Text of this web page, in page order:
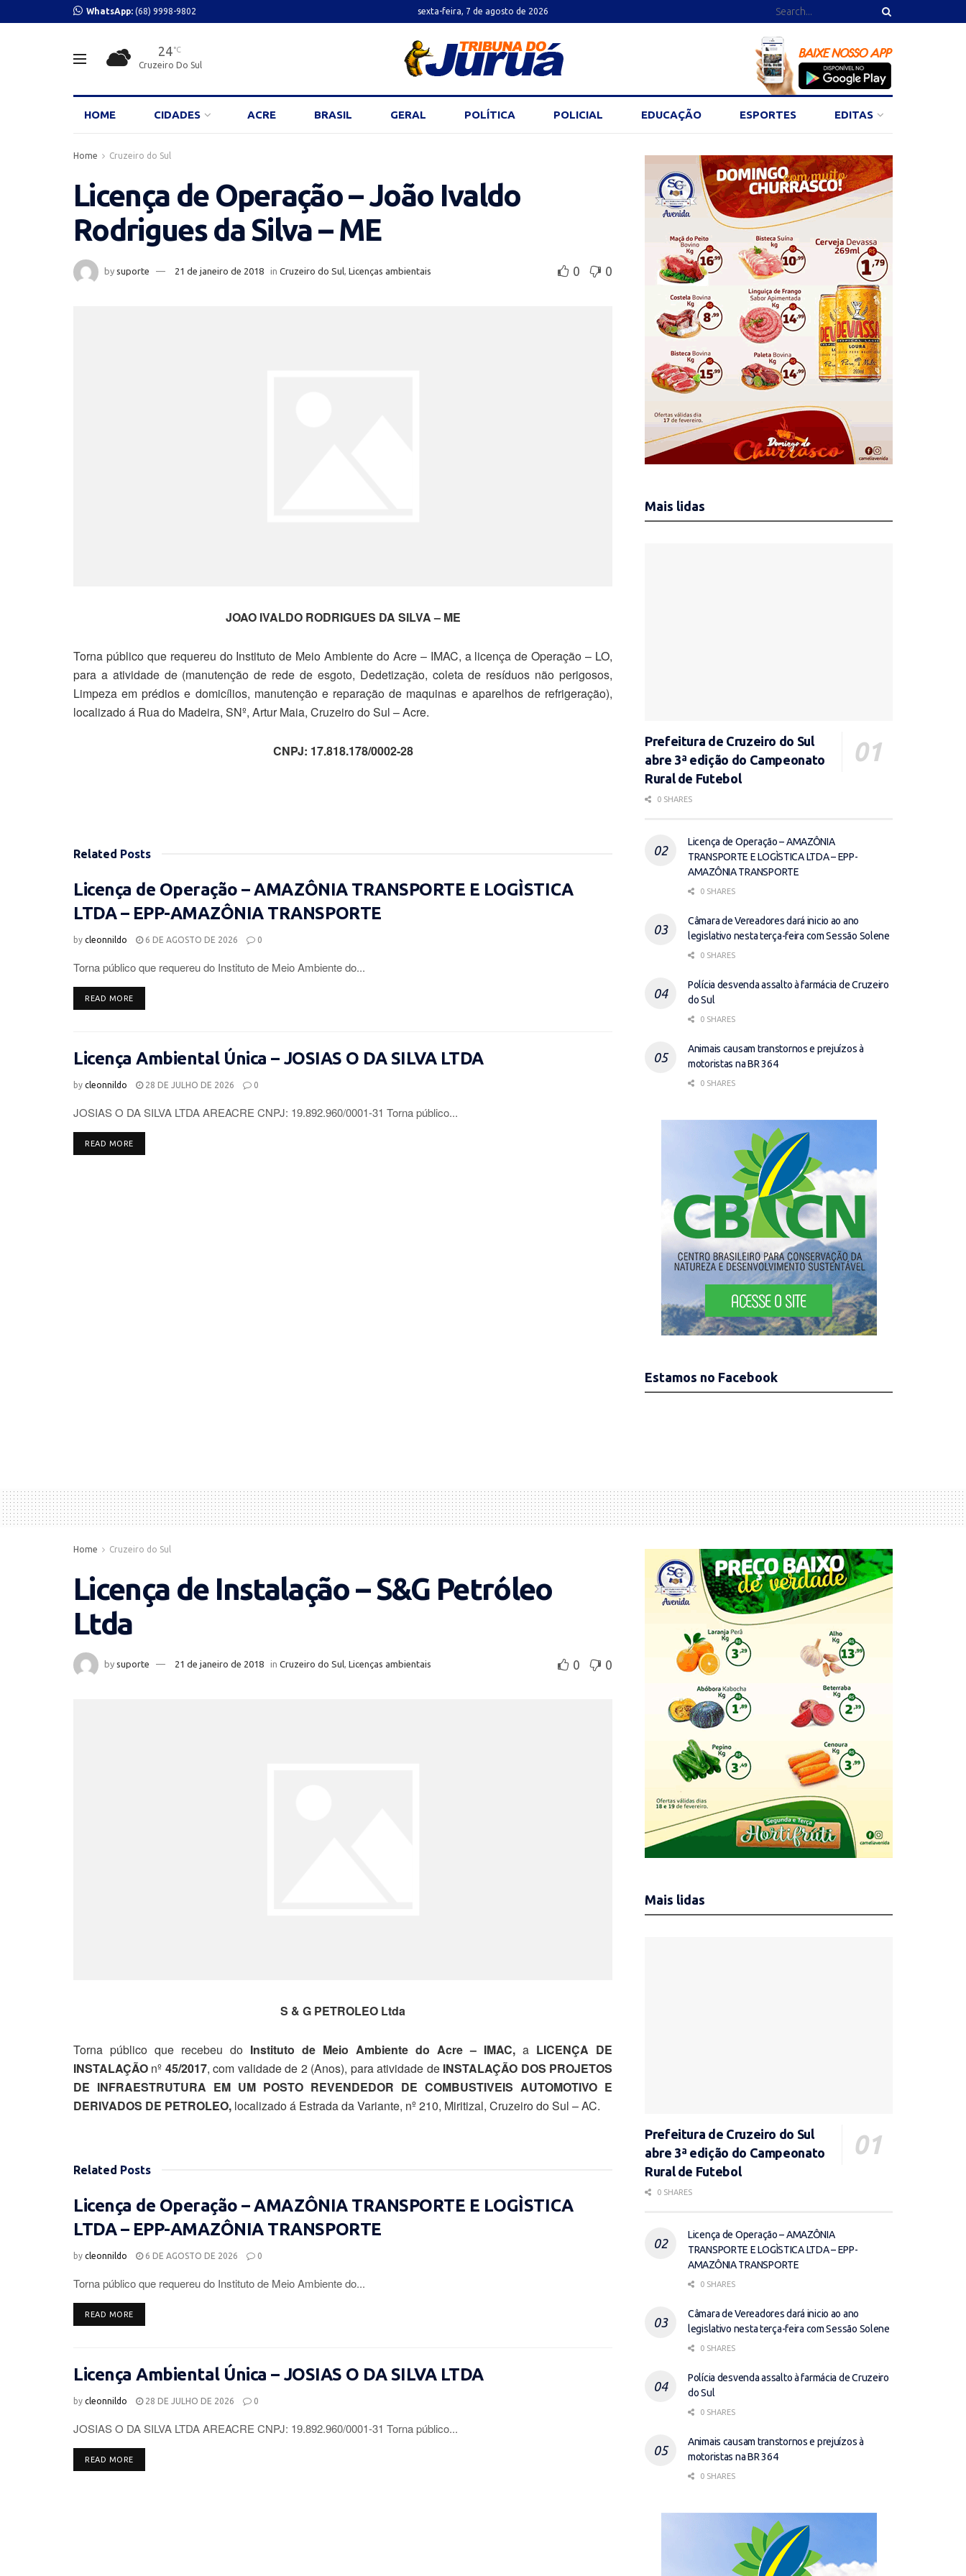
WhatsApp: (68) 9998-9802 sexta-feira, 7 de agosto de 2026
24 °C
Cruzeiro Do Sul
HOME CIDADES ACRE BRASIL GERAL POLÍTICA POLICIAL EDUCAÇÃO ESPORTES EDITAS
Home Cruzeiro do Sul
Licença de Operação – João Ivaldo
Rodrigues da Silva – ME
by suporte 21 de janeiro de 2018 in Cruzeiro do Sul Licenças ambientais 0 0
JOAO IVALDO RODRIGUES DA SILVA – ME
Torna público que requereu do Instituto de Meio Ambiente do Acre – IMAC, a licença de Operação – LO,
para a atividade de (manutenção de rede de esgoto, Dedetização, coleta de resíduos não perigosos,
Limpeza em prédios e domicílios, manutenção e reparação de maquinas e aparelhos de refrigeração),
localizado á Rua do Madeira, SNº, Artur Maia, Cruzeiro do Sul – Acre.
CNPJ: 17.818.178/0002-28
Related Posts
Licença de Operação – AMAZÔNIA TRANSPORTE E LOGÌSTICA
LTDA – EPP-AMAZÔNIA TRANSPORTE
by cleonnildo 6 DE AGOSTO DE 2026 0
Torna público que requereu do Instituto de Meio Ambiente do...
READ MOREDETAILS
Licença Ambiental Única – JOSIAS O DA SILVA LTDA
by cleonnildo 28 DE JULHO DE 2026 0
JOSIAS O DA SILVA LTDA AREACRE CNPJ: 19.892.960/0001-31 Torna público...
READ MOREDETAILS
Mais lidas
Prefeitura de Cruzeiro do Sul
abre 3ª edição do Campeonato
Rural de Futebol
0 SHARES
Licença de Operação – AMAZÔNIA
TRANSPORTE E LOGÌSTICA LTDA – EPP-
AMAZÔNIA TRANSPORTE
0 SHARES
Câmara de Vereadores dará inicio ao ano
legislativo nesta terça-feira com Sessão Solene
0 SHARES
Polícia desvenda assalto à farmácia de Cruzeiro
do Sul
0 SHARES
Animais causam transtornos e prejuízos à
motoristas na BR 364
0 SHARES
Estamos no Facebook
Home Cruzeiro do Sul
Licença de Instalação – S&G Petróleo
Ltda
by suporte 21 de janeiro de 2018 in Cruzeiro do Sul, Licenças ambientais 0 0
S & G PETROLEO Ltda
Torna público que recebeu do Instituto de Meio Ambiente do Acre – IMAC, a LICENÇA DE
INSTALAÇÃO nº 45/2017, com validade de 2 (Anos), para atividade de INSTALAÇÃO DOS PROJETOS
DE INFRAESTRUTURA EM UM POSTO REVENDEDOR DE COMBUSTIVEIS AUTOMOTIVO E
DERIVADOS DE PETROLEO, localizado á Estrada da Variante, nº 210, Miritizal, Cruzeiro do Sul – AC.
Related Posts
Licença de Operação – AMAZÔNIA TRANSPORTE E LOGÌSTICA
LTDA – EPP-AMAZÔNIA TRANSPORTE
by cleonnildo 6 DE AGOSTO DE 2026 0
Torna público que requereu do Instituto de Meio Ambiente do...
READ MOREDETAILS
Licença Ambiental Única – JOSIAS O DA SILVA LTDA
by cleonnildo 28 DE JULHO DE 2026 0
JOSIAS O DA SILVA LTDA AREACRE CNPJ: 19.892.960/0001-31 Torna público...
READ MOREDETAILS
Mais lidas
Prefeitura de Cruzeiro do Sul
abre 3ª edição do Campeonato
Rural de Futebol
0 SHARES
Licença de Operação – AMAZÔNIA
TRANSPORTE E LOGÌSTICA LTDA – EPP-
AMAZÔNIA TRANSPORTE
0 SHARES
Câmara de Vereadores dará inicio ao ano
legislativo nesta terça-feira com Sessão Solene
0 SHARES
Polícia desvenda assalto à farmácia de Cruzeiro
do Sul
0 SHARES
Animais causam transtornos e prejuízos à
motoristas na BR 364
0 SHARES